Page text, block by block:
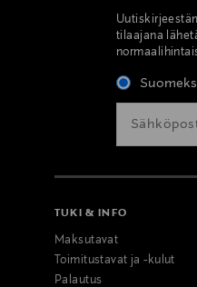
tilaajana
TUKI & INFO
Maksutavat
Toimitustavat ja -kulut
Palautus